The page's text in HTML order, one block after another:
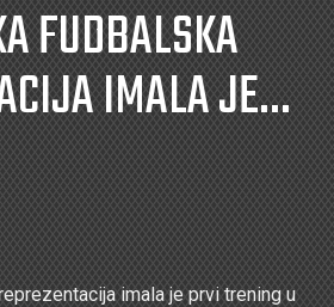
FUDBALSKA
IMALA JE...
imala je prvi trening u